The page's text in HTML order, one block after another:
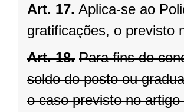
Art. 17. Aplica-se ao
gratificações, o previsto
Art. 18. Para fins de
soldo do posto ou
o caso previsto no